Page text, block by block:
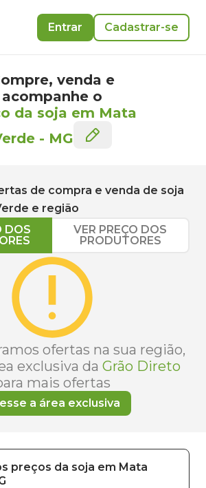
Entrar Cadastrar-se
venda e
acompanhe o
da soja em Mata
- MG
de compra e venda de soja
e região
DOS
VER PREÇO DOS
PRODUTORES
ofertas na sua região,
exclusiva da Grão Direto
mais ofertas
a área exclusiva
preços da soja em Mata